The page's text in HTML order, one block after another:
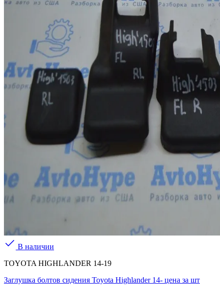
В наличии
TOYOTA HIGHLANDER 14-19
Заглушка болтов сидения Toyota Highlander 14- цена за шт